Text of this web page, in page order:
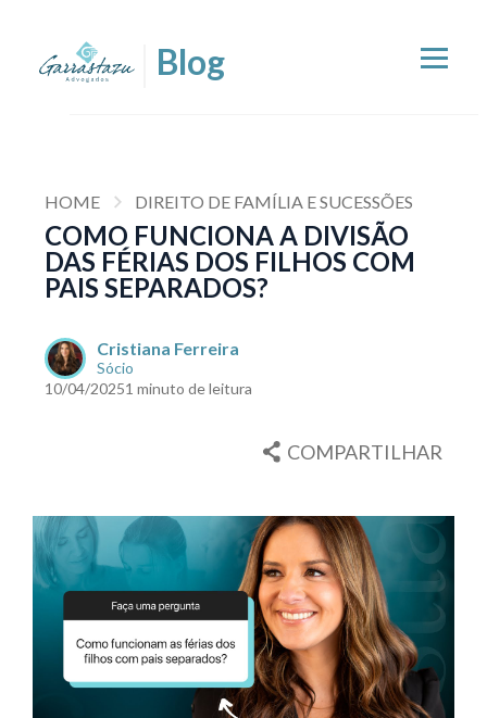
HOME DIREITO DE FAMÍLIA E SUCESSÕES
COMO FUNCIONA A DIVISÃO
DAS FÉRIAS DOS FILHOS COM
PAIS SEPARADOS?
Cristiana Ferreira
Sócio
10/04/20251 minuto de leitura
COMPARTILHAR